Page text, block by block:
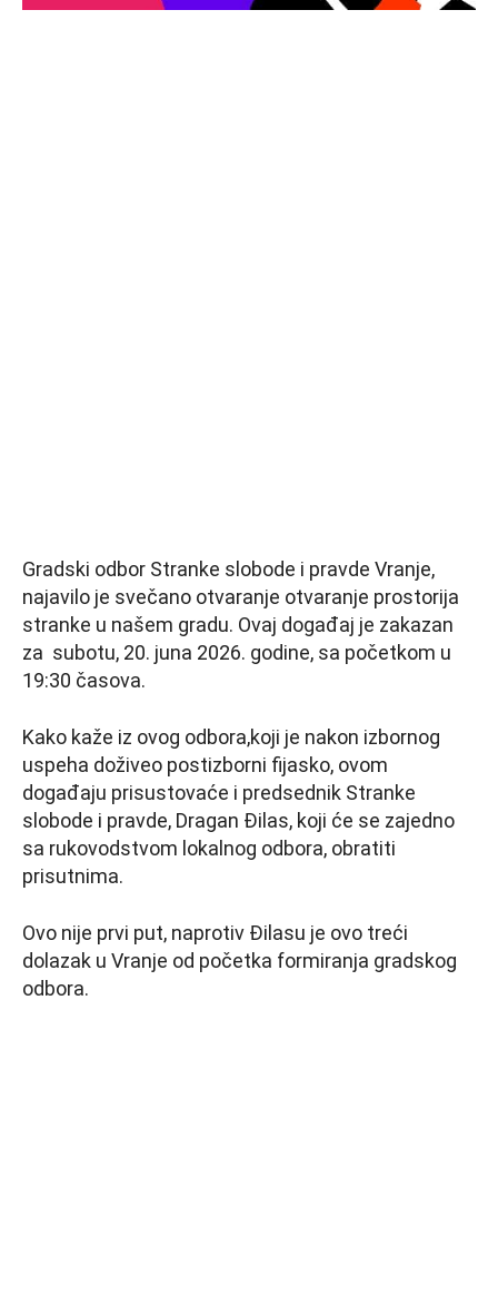
Gradski odbor Stranke slobode i pravde Vranje,
najavilo je svečano otvaranje otvaranje prostorija
stranke u našem gradu. Ovaj događaj je zakazan
za subotu, 20. juna 2026. godine, sa početkom u
19:30 časova.
Kako kaže iz ovog odbora,koji je nakon izbornog
uspeha doživeo postizborni fijasko, ovom
događaju prisustovaće i predsednik Stranke
slobode i pravde, Dragan Đilas, koji će se zajedno
sa rukovodstvom lokalnog odbora, obratiti
prisutnima.
Ovo nije prvi put, naprotiv Đilasu je ovo treći
dolazak u Vranje od početka formiranja gradskog
odbora.